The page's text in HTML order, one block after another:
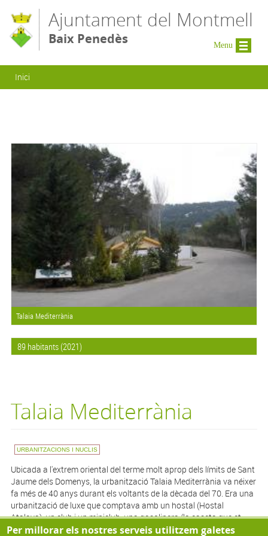
Ajuntament del Montmell
Baix Penedès
Esteu aquí
Inici
Talaia Mediterrània
89 habitants (2021)
Talaia Mediterrània
URBANITZACIONS I NUCLIS
Ubicada a l'extrem oriental del terme moltaprop dels límits de Sant
Jaume dels Domenys, la urbanització Talaia Mediterrània va néixer
fa més de 40 anys durant els voltants de la dècada del 70. Era una
urbanització de luxe que comptava amb un hostal (Hostal
Atalaya), un club i unminiclub, una gasolinera (la caseta que et
trobes just a l'entrada), pistes de tenis, minigolf, fins i tot hi havia
Menu
Per millorar els nostres serveis utilitzem galetes